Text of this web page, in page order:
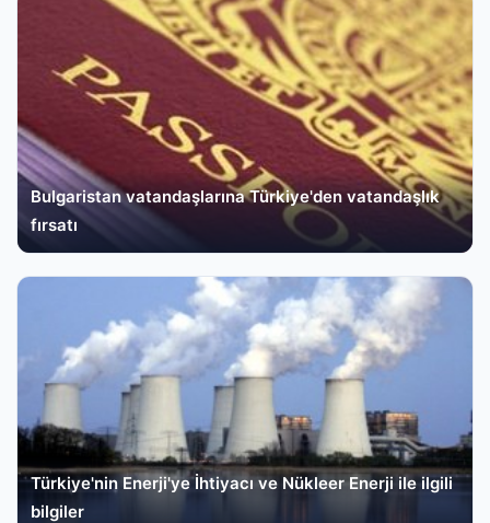
Bulgaristan vatandaşlarına Türkiye'den vatandaşlık
fırsatı
Türkiye'nin Enerji'ye İhtiyacı ve Nükleer Enerji ile ilgili
bilgiler